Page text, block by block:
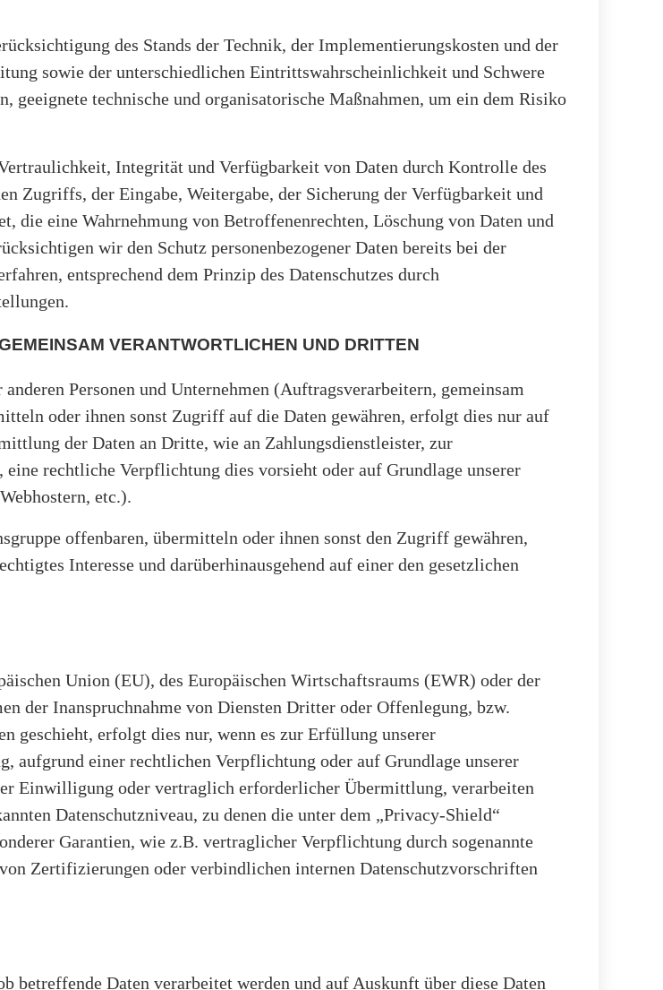
des Stands der Technik, der Implementierungskosten und der
sowie der unterschiedlichen Eintrittswahrscheinlichkeit und Schwere
geeignete technische und organisatorische Maßnahmen, um ein dem Risiko
Integrität und Verfügbarkeit von Daten durch Kontrolle des
Zugriffs, der Eingabe, Weitergabe, der Sicherung der Verfügbarkeit und
die eine Wahrnehmung von Betroffenenrechten, Löschung von Daten und
wir den Schutz personenbezogener Daten bereits bei der
entsprechend dem Prinzip des Datenschutzes durch
VERANTWORTLICHEN UND DRITTEN
Personen und Unternehmen (Auftragsverarbeitern, gemeinsam
oder ihnen sonst Zugriff auf die Daten gewähren, erfolgt dies nur auf
der Daten an Dritte, wie an Zahlungsdienstleister, zur
rechtliche Verpflichtung dies vorsieht oder auf Grundlage unserer
etc.).
offenbaren, übermitteln oder ihnen sonst den Zugriff gewähren,
Interesse und darüberhinausgehend auf einer den gesetzlichen
Union (EU), des Europäischen Wirtschaftsraums (EWR) oder der
der Inanspruchnahme von Diensten Dritter oder Offenlegung, bzw.
geschieht, erfolgt dies nur, wenn es zur Erfüllung unserer
einer rechtlichen Verpflichtung oder auf Grundlage unserer
Einwilligung oder vertraglich erforderlicher Übermittlung, verarbeiten
Datenschutzniveau, zu denen die unter dem „Privacy-Shield“
Garantien, wie z.B. vertraglicher Verpflichtung durch sogenannte
Zertifizierungen oder verbindlichen internen Datenschutzvorschriften
betreffende Daten verarbeitet werden und auf Auskunft über diese Daten